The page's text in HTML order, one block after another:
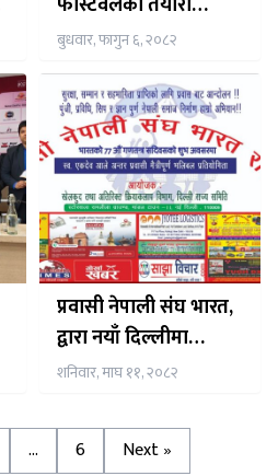
अन्तिम चरणमा
बुधवार, फागुन ६, २०८२
प्रवासी नेपाली संघ भारत,
द्वारा नयाँ दिल्लीमा
भलिवल खेलको आयोजना
शनिवार, माघ ११, २०८२
… 6 Next »